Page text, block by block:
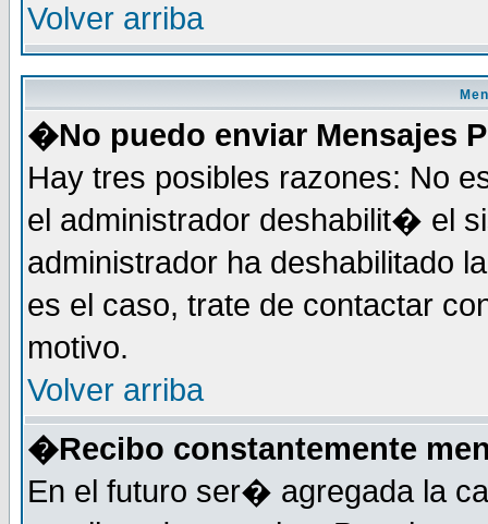
Volver arriba
�No puedo enviar Mensajes
Hay tres posibles razones: No
el administrador deshabilit� el
administrador ha deshabilitado
es el caso, trate de contactar
motivo.
Volver arriba
�Recibo constantemente
En el futuro ser� agregada la